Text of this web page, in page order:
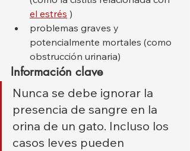
el estrés )
problemas graves y
potencialmente mortales (como
obstrucción urinaria)
Información clave
Nunca se debe ignorar la
presencia de sangre en la
orina de un gato. Incluso los
casos leves pueden